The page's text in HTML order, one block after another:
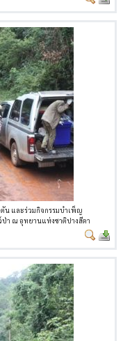
น และร่วมกิจกรรมบำเพ็ญ
า ณ อุทยานแห่งชาติปางสีดา